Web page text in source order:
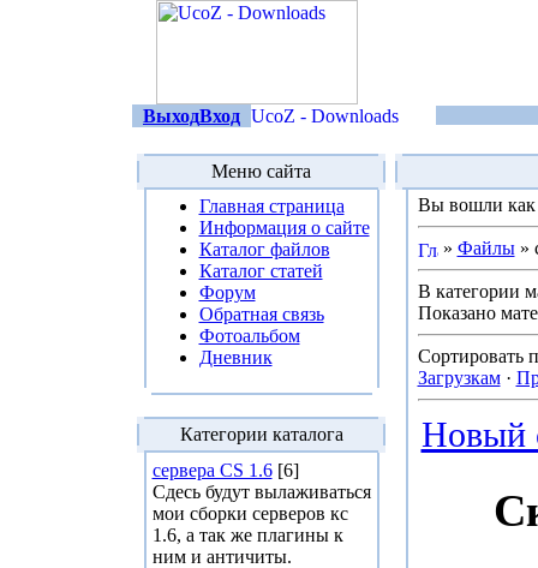
ВыходВход
Меню сайта
Главная страница
Информация о сайте
Каталог файлов
Каталог статей
Форум
Обратная связь
Фотоальбом
Дневник
Категории каталога
сервера CS 1.6 [6]
Сдесь будут вылаживаться
мои сборки серверов кс
1.6, а так же плагины к
ним и античиты.
Вы вошли
» Файлы»
В категории
Показано
Сортировать
Загрузкам·
Новый